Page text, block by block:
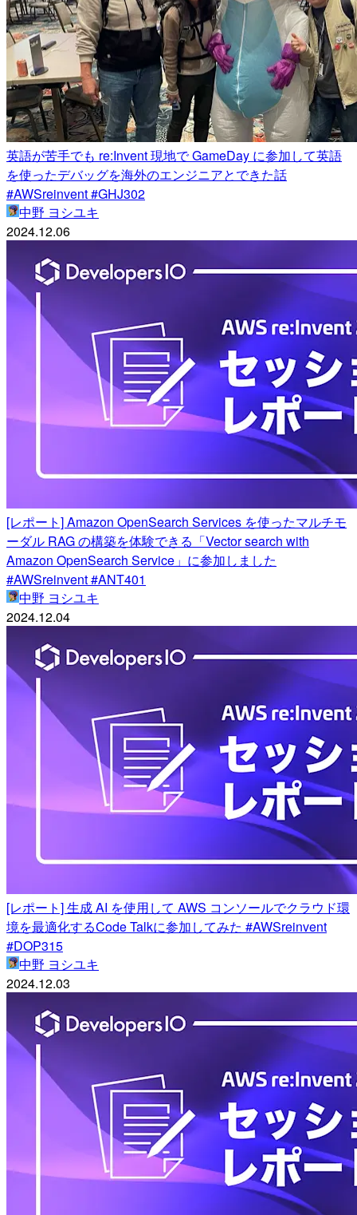
英語が苦手でも re:Invent 現地で GameDay に参加して英語
を使ったデバッグを海外のエンジニアとできた話
#AWSreinvent #GHJ302
中野 ヨシユキ
2024.12.06
[レポート] Amazon OpenSearch Services を使ったマルチモ
ーダル RAG の構築を体験できる「Vector search with
Amazon OpenSearch Service」に参加しました
#AWSreinvent #ANT401
中野 ヨシユキ
2024.12.04
[レポート] 生成 AI を使用して AWS コンソールでクラウド環
境を最適化するCode Talkに参加してみた #AWSreinvent
#DOP315
中野 ヨシユキ
2024.12.03